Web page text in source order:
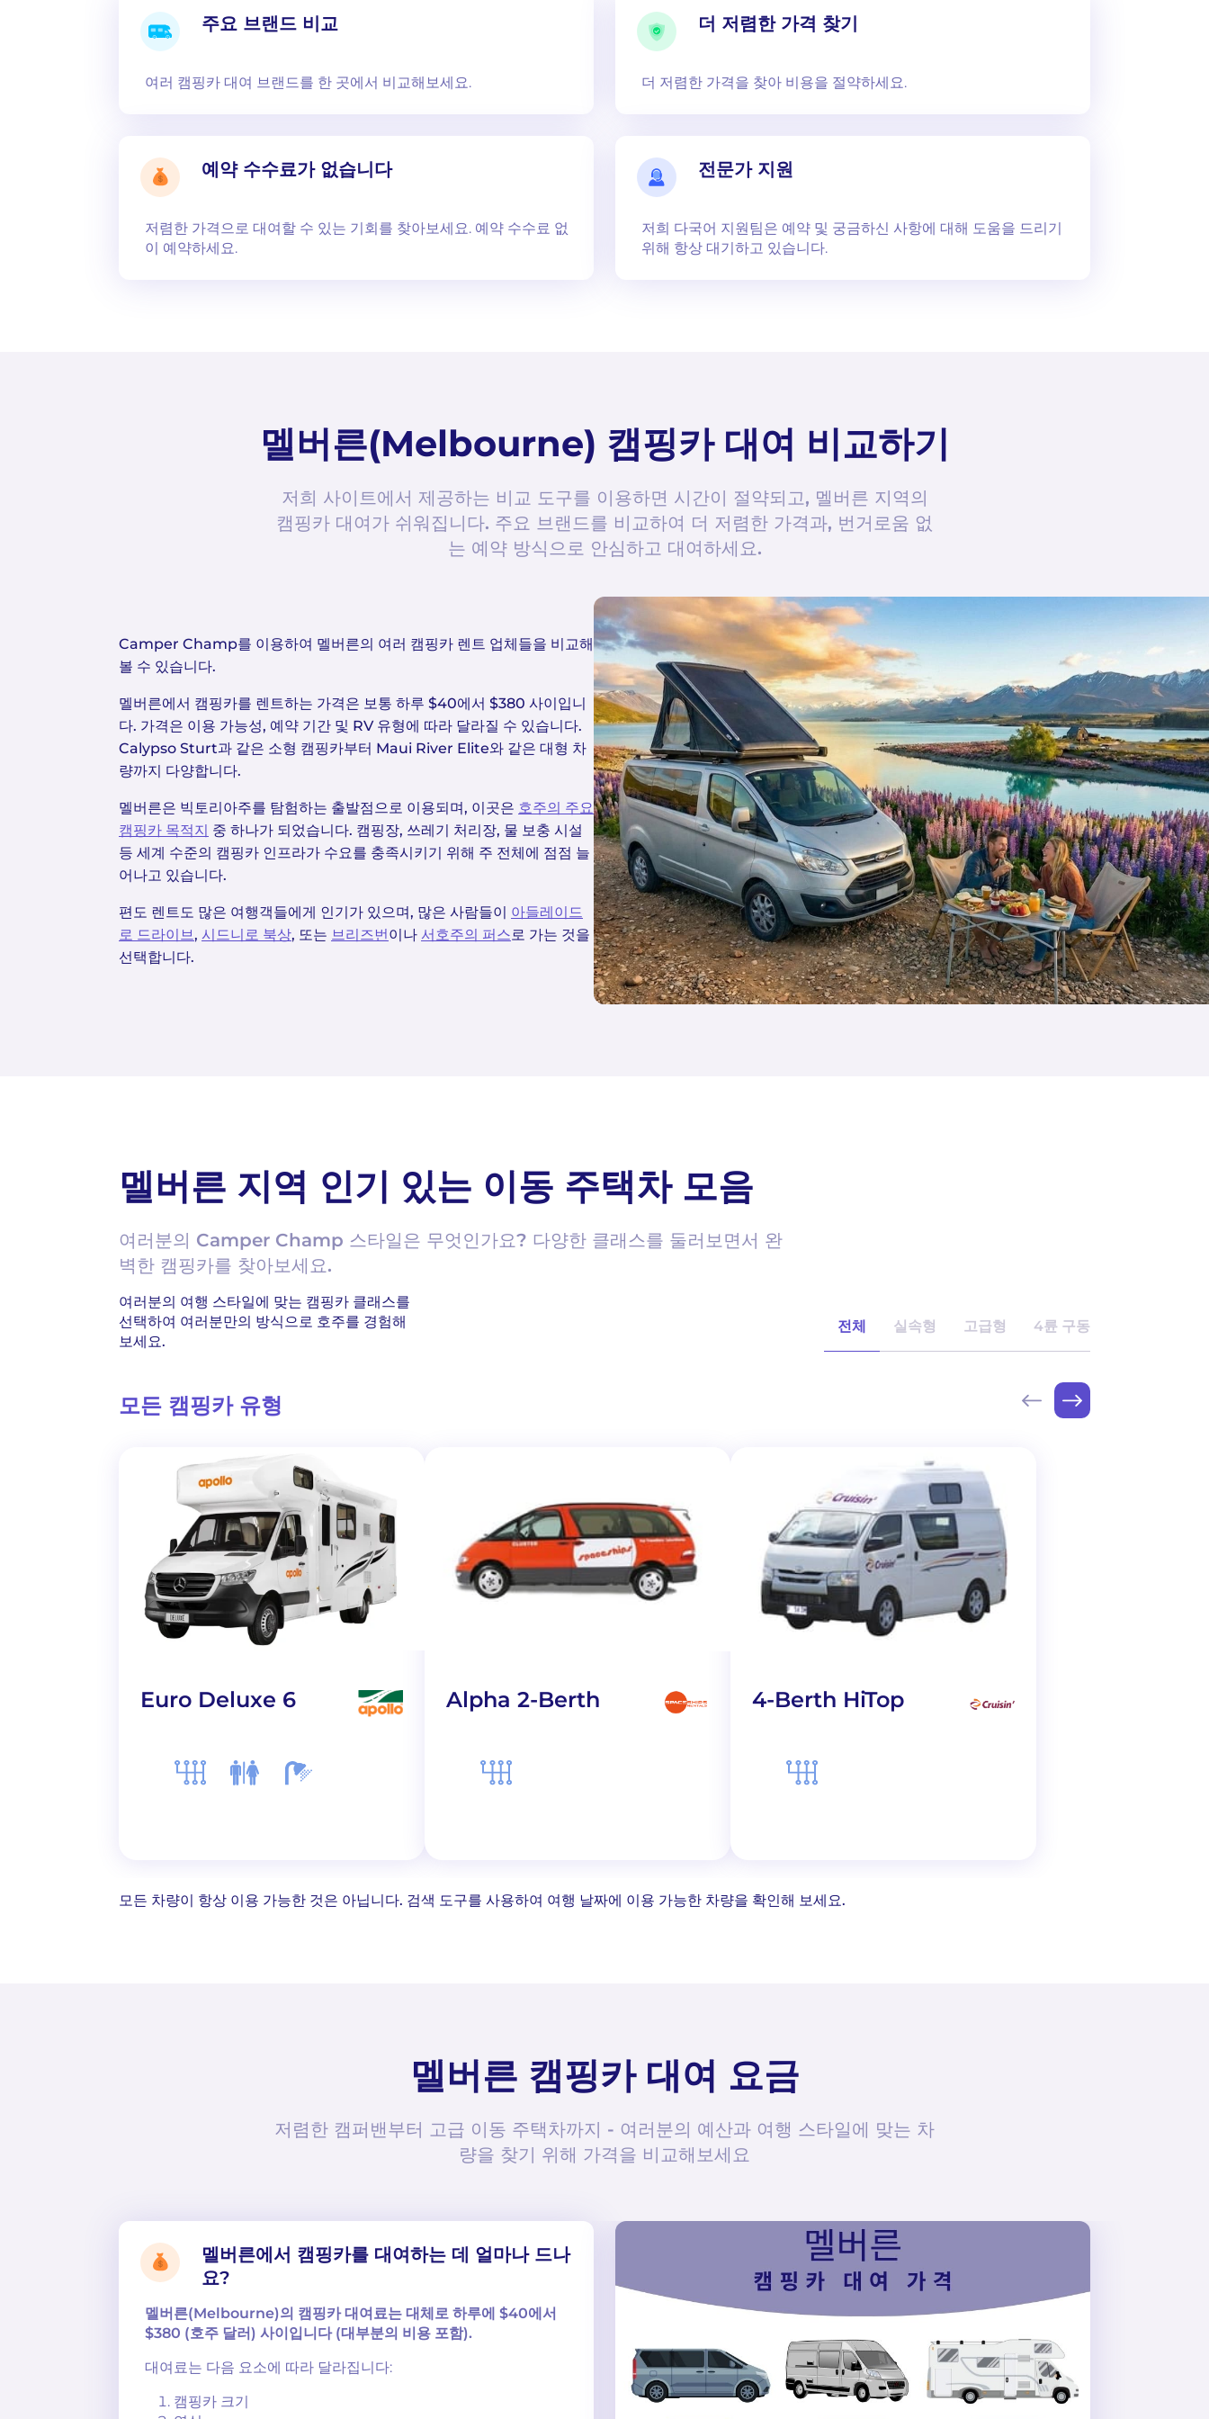
주요 브랜드 비교
여러 캠핑카 대여 브랜드를 한 곳에서 비교해보세요.
더 저렴한 가격 찾기
더 저렴한 가격을 찾아 비용을 절약하세요.
예약 수수료가 없습니다
저렴한 가격으로 대여할 수 있는 기회를 찾아보세요. 예약 수수료 없
이 예약하세요.
전문가 지원
저희 다국어 지원팀은 예약 및 궁금하신 사항에 대해 도움을 드리기
위해 항상 대기하고 있습니다.
멜버른(Melbourne) 캠핑카 대여 비교하기
저희 사이트에서 제공하는 비교 도구를 이용하면 시간이 절약되고, 멜버른 지역의
캠핑카 대여가 쉬워집니다. 주요 브랜드를 비교하여 더 저렴한 가격과, 번거로움 없
는 예약 방식으로 안심하고 대여하세요.
Camper Champ를 이용하여 멜버른의 여러 캠핑카 렌트 업체들을 비교해
볼 수 있습니다.
멜버른에서 캠핑카를 렌트하는 가격은 보통 하루 $40에서 $380 사이입니
다. 가격은 이용 가능성, 예약 기간 및 RV 유형에 따라 달라질 수 있습니다.
Calypso Sturt과 같은 소형 캠핑카부터 Maui River Elite와 같은 대형 차
량까지 다양합니다.
멜버른은 빅토리아주를 탐험하는 출발점으로 이용되며, 이곳은 호주의 주요
캠핑카 목적지 중 하나가 되었습니다. 캠핑장, 쓰레기 처리장, 물 보충 시설
등 세계 수준의 캠핑카 인프라가 수요를 충족시키기 위해 주 전체에 점점 늘
어나고 있습니다.
편도 렌트도 많은 여행객들에게 인기가 있으며, 많은 사람들이 아들레이드
로 드라이브, 시드니로 북상, 또는 브리즈번이나 서호주의 퍼스로 가는 것을
선택합니다.
멜버른 지역 인기 있는 이동 주택차 모음
여러분의 Camper Champ 스타일은 무엇인가요? 다양한 클래스를 둘러보면서 완
벽한 캠핑카를 찾아보세요.
여러분의 여행 스타일에 맞는 캠핑카 클래스를
선택하여 여러분만의 방식으로 호주를 경험해
보세요.
전체 실속형 고급형 4륜 구동
모든 캠핑카 유형
Euro Deluxe 6 Alpha 2-Berth 4-Berth HiTop
모든 차량이 항상 이용 가능한 것은 아닙니다. 검색 도구를 사용하여 여행 날짜에 이용 가능한 차량을 확인해 보세요.
멜버른 캠핑카 대여 요금
저렴한 캠퍼밴부터 고급 이동 주택차까지 - 여러분의 예산과 여행 스타일에 맞는 차
량을 찾기 위해 가격을 비교해보세요
멜버른에서 캠핑카를 대여하는 데 얼마나 드나
요?
멜버른(Melbourne)의 캠핑카 대여료는 대체로 하루에 $40에서
$380 (호주 달러) 사이입니다 (대부분의 비용 포함).
대여료는 다음 요소에 따라 달라집니다:
캠핑카 크기